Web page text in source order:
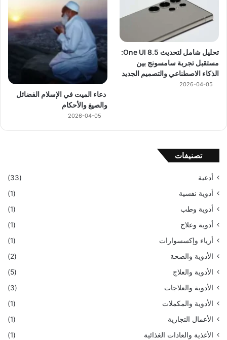
تحليل شامل لتحديث One UI 8.5:
مستقبل تجربة سامسونج بين
الذكاء الاصطناعي والتصميم الجديد
2026-04-05
دعاء الميت في الإسلام الفضائل
والصيغ والأحكام
2026-04-05
تصنيفات
أدعية
(33)
أدوية نفسية
(1)
أدوية وطب
(1)
أدوية وعلاج
(1)
أزياء وإكسسوارات
(1)
الأدوية والصحة
(2)
الأدوية والعلاج
(5)
الأدوية والعلاجات
(3)
الأدوية والمكملات
(1)
الأعمال التجارية
(1)
الأغذية والعادات الغذائية
(1)